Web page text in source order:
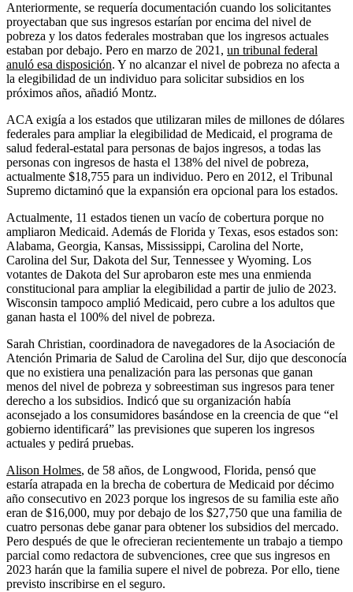
Anteriormente, se requería documentación cuando los solicitantes
proyectaban que sus ingresos estarían por encima del nivel de
pobreza y los datos federales mostraban que los ingresos actuales
estaban por debajo. Pero en marzo de 2021, un tribunal federal
anuló esa disposición. Y no alcanzar el nivel de pobreza no afecta a
la elegibilidad de un individuo para solicitar subsidios en los
próximos años, añadió Montz.
ACA exigía a los estados que utilizaran miles de millones de dólares
federales para ampliar la elegibilidad de Medicaid, el programa de
salud federal-estatal para personas de bajos ingresos, a todas las
personas con ingresos de hasta el 138% del nivel de pobreza,
actualmente $18,755 para un individuo. Pero en 2012, el Tribunal
Supremo dictaminó que la expansión era opcional para los estados.
Actualmente, 11 estados tienen un vacío de cobertura porque no
ampliaron Medicaid. Además de Florida y Texas, esos estados son:
Alabama, Georgia, Kansas, Mississippi, Carolina del Norte,
Carolina del Sur, Dakota del Sur, Tennessee y Wyoming. Los
votantes de Dakota del Sur aprobaron este mes una enmienda
constitucional para ampliar la elegibilidad a partir de julio de 2023.
Wisconsin tampoco amplió Medicaid, pero cubre a los adultos que
ganan hasta el 100% del nivel de pobreza.
Sarah Christian, coordinadora de navegadores de la Asociación de
Atención Primaria de Salud de Carolina del Sur, dijo que desconocía
que no existiera una penalización para las personas que ganan
menos del nivel de pobreza y sobreestiman sus ingresos para tener
derecho a los subsidios. Indicó que su organización había
aconsejado a los consumidores basándose en la creencia de que “el
gobierno identificará” las previsiones que superen los ingresos
actuales y pedirá pruebas.
Alison Holmes, de 58 años, de Longwood, Florida, pensó que
estaría atrapada en la brecha de cobertura de Medicaid por décimo
año consecutivo en 2023 porque los ingresos de su familia este año
eran de $16,000, muy por debajo de los $27,750 que una familia de
cuatro personas debe ganar para obtener los subsidios del mercado.
Pero después de que le ofrecieran recientemente un trabajo a tiempo
parcial como redactora de subvenciones, cree que sus ingresos en
2023 harán que la familia supere el nivel de pobreza. Por ello, tiene
previsto inscribirse en el seguro.